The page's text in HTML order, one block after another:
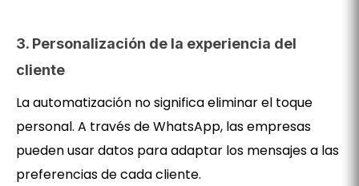
3. Personalización de la experiencia del
cliente
La automatización no significa eliminar el toque
personal. A través de WhatsApp, las empresas
pueden usar datos para adaptar los mensajes a las
preferencias de cada cliente.